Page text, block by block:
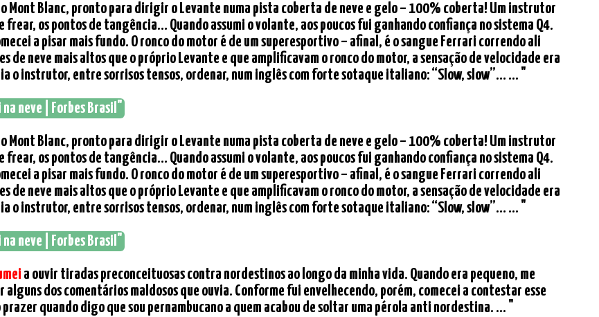
Mont Blanc, pronto para dirigir o Levante numa pista coberta de neve e gelo – 100% coberta! Um instrutor
os pontos de tangência… Quando assumi o volante, aos poucos fui ganhando confiança no sistema Q4.
a pisar mais fundo. O ronco do motor é de um superesportivo – afinal, é o sangue Ferrari correndo ali
neve mais altos que o próprio Levante e que amplificavam o ronco do motor, a sensação de velocidade era
o instrutor, entre sorrisos tensos, ordenar, num inglês com forte sotaque italiano: “Slow, slow”… ... "
neve | Forbes Brasil"
Mont Blanc, pronto para dirigir o Levante numa pista coberta de neve e gelo – 100% coberta! Um instrutor
os pontos de tangência… Quando assumi o volante, aos poucos fui ganhando confiança no sistema Q4.
a pisar mais fundo. O ronco do motor é de um superesportivo – afinal, é o sangue Ferrari correndo ali
neve mais altos que o próprio Levante e que amplificavam o ronco do motor, a sensação de velocidade era
o instrutor, entre sorrisos tensos, ordenar, num inglês com forte sotaque italiano: “Slow, slow”… ... "
neve | Forbes Brasil"
a ouvir tiradas preconceituosas contra nordestinos ao longo da minha vida. Quando era pequeno, me
dos comentários maldosos que ouvia. Conforme fui envelhecendo, porém, comecei a contestar esse
quando digo que sou pernambucano a quem acabou de soltar uma pérola anti nordestina. ... "